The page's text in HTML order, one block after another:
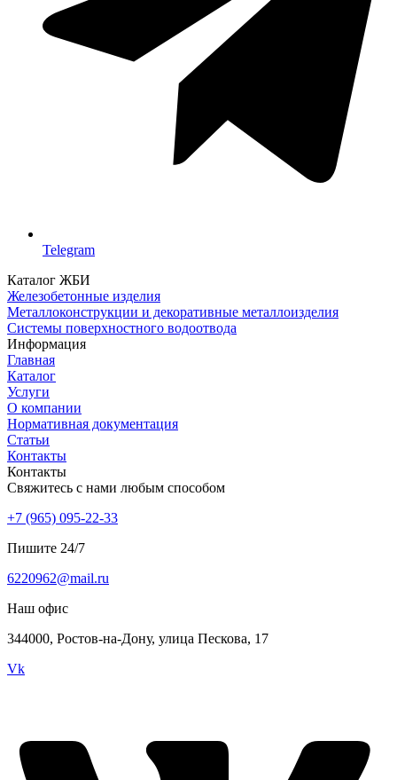
Telegram
Каталог ЖБИ
Железобетонные изделия
Металлоконструкции и декоративные металлоизделия
Системы поверхностного водоотвода
Информация
Главная
Каталог
Услуги
О компании
Нормативная документация
Статьи
Контакты
Контакты
Свяжитесь с нами любым способом
+7 (965) 095-22-33
Пишите 24/7
6220962@mail.ru
Наш офис
344000, Ростов-на-Дону, улица Пескова, 17
Vk